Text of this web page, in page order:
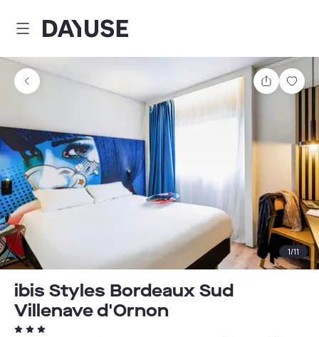
Dayuse
1/11
ibis Styles Bordeaux Sud
Villenave d'Ornon